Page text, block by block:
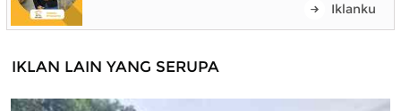
Iklanku
IKLAN LAIN YANG SERUPA